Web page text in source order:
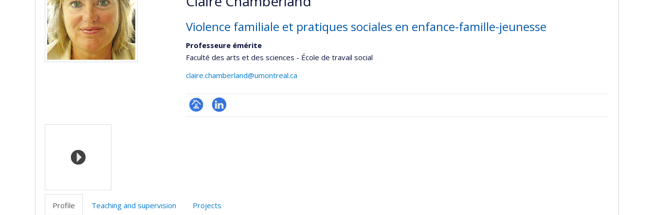
Violence familiale et pratiques sociales en enfance-famille-jeunesse
Professeure émérite
Faculté des arts et des sciences - École de travail social
claire.chamberland@umontreal.ca
Page LinkedIn
Media
Profile Teaching and supervision Projects